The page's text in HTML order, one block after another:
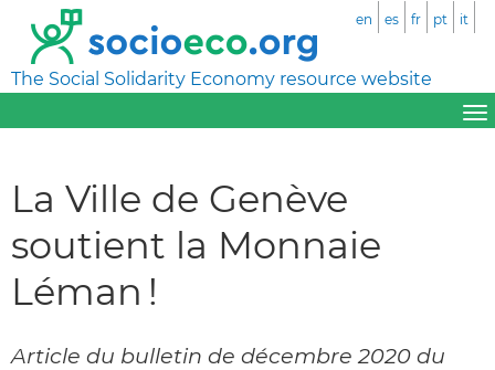
The Social Solidarity Economy resource website
en es fr pt it
La Ville de Genève
soutient la Monnaie
Léman !
Article du bulletin de décembre 2020 du